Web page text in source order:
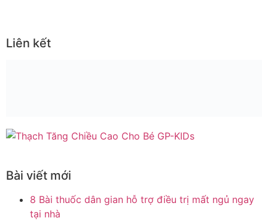
Liên kết
Bài viết mới
8 Bài thuốc dân gian hỗ trợ điều trị mất ngủ ngay
tại nhà